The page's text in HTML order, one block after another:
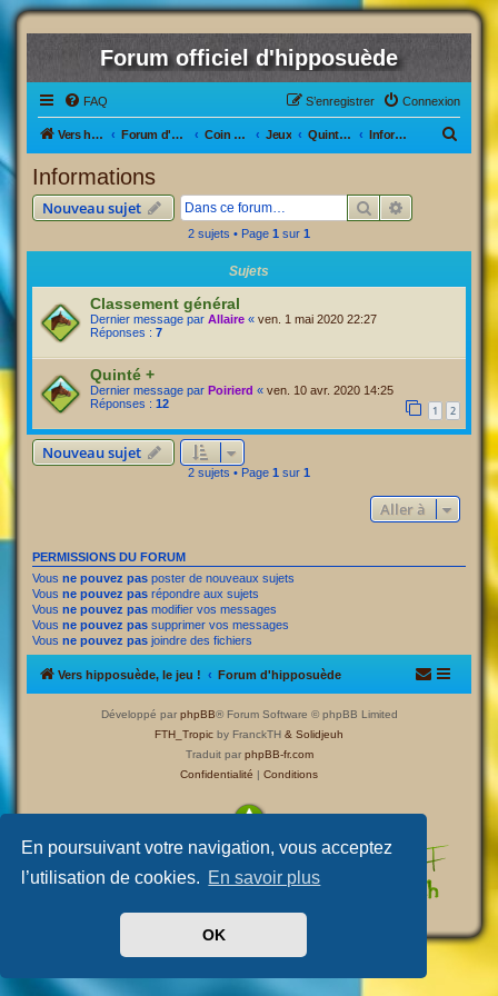
En poursuivant votre navigation, vous acceptez
l’utilisation de cookies. En savoir plus
OK
Forum officiel d'hipposuède
FAQ Connexion
S’enregistrer
Vers hipposuède, le jeu ! Forum d'hipposuède Coin Détente Jeux Quinté + Informations
Informations
Nouveau sujet RechercherRecherche
2 sujets • Page 1 sur 1
Sujets
Classement général
Dernier message par Allaire « ven. 1 mai 2020 22:27
Réponses : 7
Quinté +
Dernier message par Poirierd « ven. 10 avr. 2020 14:25
Réponses : 12 1 2
Nouveau sujet
2 sujets • Page 1 sur 1
Aller à
PERMISSIONS DU FORUM
Vous ne pouvez pas poster de nouveaux sujets
Vous ne pouvez pas répondre aux sujets
Vous ne pouvez pas modifier vos messages
Vous ne pouvez pas supprimer vos messages
Vous ne pouvez pas joindre des fichiers
Vers hipposuède, le jeu ! Forum d'hipposuède
Développé par phpBB® Forum Software © phpBB Limited
FTH_Tropic by FranckTH & Solidjeuh
Traduit par phpBB-fr.com
Confidentialité | Conditions